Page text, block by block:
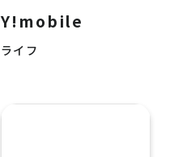
Y!mobile
ライフ